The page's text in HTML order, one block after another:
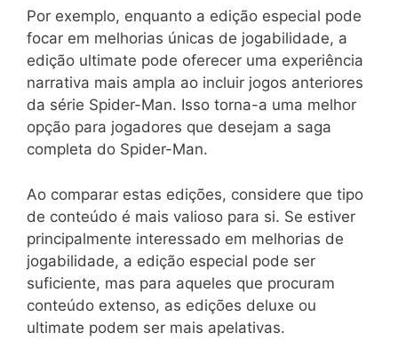
Por exemplo, enquanto a edição especial pode
focar em melhorias únicas de jogabilidade, a
edição ultimate pode oferecer uma experiência
narrativa mais ampla ao incluir jogos anteriores
da série Spider-Man. Isso torna-a uma melhor
opção para jogadores que desejam a saga
completa do Spider-Man.
Ao comparar estas edições, considere que tipo
de conteúdo é mais valioso para si. Se estiver
principalmente interessado em melhorias de
jogabilidade, a edição especial pode ser
suficiente, mas para aqueles que procuram
conteúdo extenso, as edições deluxe ou
ultimate podem ser mais apelativas.